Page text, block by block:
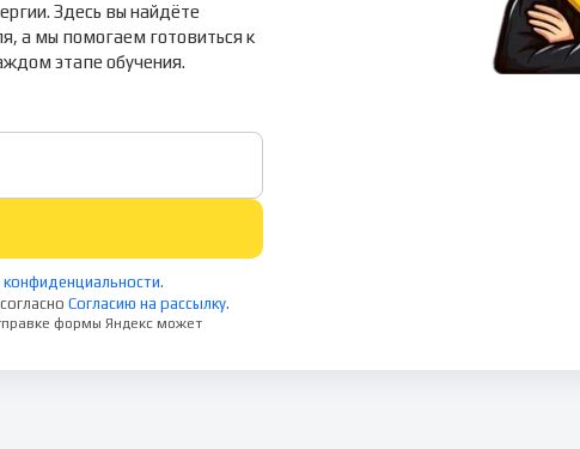
Здесь вы найдёте
а мы помогаем готовиться к
этапе обучения.
.
Согласию на рассылку.
формы Яндекс может